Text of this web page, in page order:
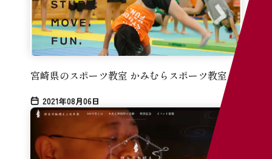
宮崎県のスポーツ教室 かみむらスポーツ教室
2021年08月06日